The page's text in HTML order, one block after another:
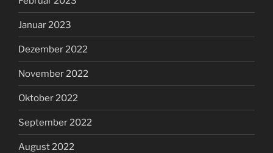
Januar 2023
Dezember 2022
November 2022
Oktober 2022
September 2022
August 2022